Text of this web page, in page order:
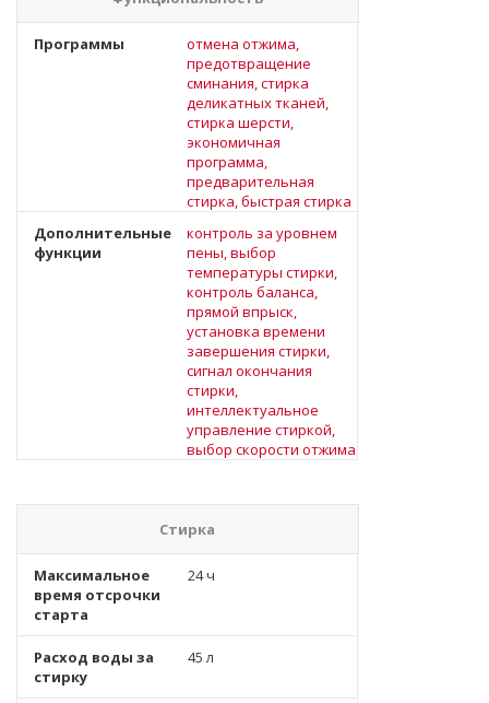
Программы
отмена отжима,
предотвращение
сминания, стирка
деликатных тканей,
стирка шерсти,
экономичная
программа,
предварительная
стирка, быстрая стирка
Дополнительные
функции
контроль за уровнем
пены, выбор
температуры стирки,
контроль баланса,
прямой впрыск,
установка времени
завершения стирки,
сигнал окончания
стирки,
интеллектуальное
управление стиркой,
выбор скорости отжима
Стирка
Максимальное
время отсрочки
старта
24 ч
Расход воды за
стирку
45 л